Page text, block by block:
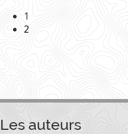
1
2
Les auteurs